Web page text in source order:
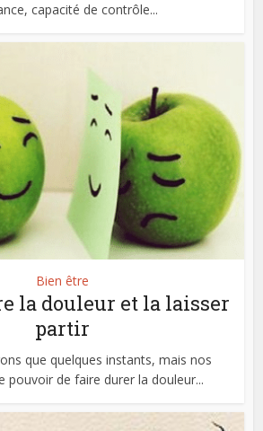
capacité de contrôle...
Bien être
la douleur et la laisser
partir
que quelques instants, mais nos
pouvoir de faire durer la douleur...